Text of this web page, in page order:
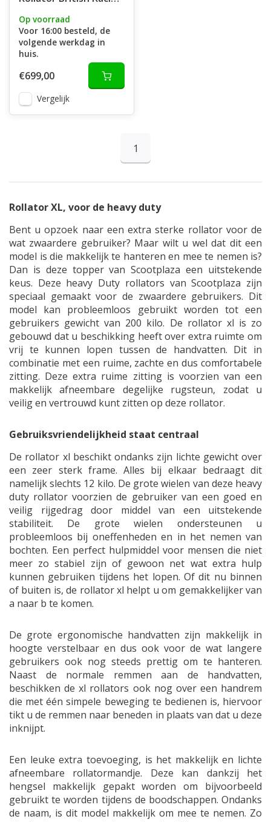
Op voorraad
Voor 16:00 besteld, de
volgende werkdag in
huis.
€699,00
Vergelijk
1
Rollator XL, voor de heavy duty
Bent u opzoek naar een extra sterke rollator voor de
wat zwaardere gebruiker? Maar wilt u wel dat dit een
model is die makkelijk te hanteren en mee te nemen is?
Dan is deze topper van Scootplaza een uitstekende
keus. Deze heavy Duty rollators van Scootplaza zijn
speciaal gemaakt voor de zwaardere gebruikers. Dit
model kan probleemloos gebruikt worden tot een
gebruikers gewicht van 200 kilo. De rollator xl is zo
gebouwd dat u beschikking heeft over extra ruimte om
vrij te kunnen lopen tussen de handvatten. Dit in
combinatie met een ruime, zachte en dus comfortabele
zitting. Deze extra ruime zitting is voorzien van een
makkelijk afneembare degelijke rugsteun, zodat u
veilig en vertrouwd kunt zitten op deze rollator.
Gebruiksvriendelijkheid staat centraal
De rollator xl beschikt ondanks zijn lichte gewicht over
een zeer sterk frame. Alles bij elkaar bedraagt dit
namelijk slechts 12 kilo. De grote wielen van deze heavy
duty rollator voorzien de gebruiker van een goed en
veilig rijgedrag door middel van een uitstekende
stabiliteit. De grote wielen ondersteunen u
probleemloos bij oneffenheden en in het nemen van
bochten. Een perfect hulpmiddel voor mensen die niet
meer zo stabiel zijn of gewoon net wat extra hulp
kunnen gebruiken tijdens het lopen. Of dit nu binnen
of buiten is, de rollator xl helpt u om gemakkelijker van
a naar b te komen.
De grote ergonomische handvatten zijn makkelijk in
hoogte verstelbaar en dus ook voor de wat langere
gebruikers ook nog steeds prettig om te hanteren.
Naast de normale remmen aan de handvatten,
beschikken de xl rollators ook nog over een handrem
die met één simpele beweging te bedienen is, hiervoor
tikt u de remmen naar beneden in plaats van dat u deze
inknijpt.
Een leuke extra toevoeging, is het makkelijk en lichte
afneembare rollatormandje. Deze kan dankzij het
hengsel makkelijk gepakt worden om bijvoorbeeld
gebruikt te worden tijdens de boodschappen. Ondanks
de naam, is dit model makkelijk om mee te nemen. Zo